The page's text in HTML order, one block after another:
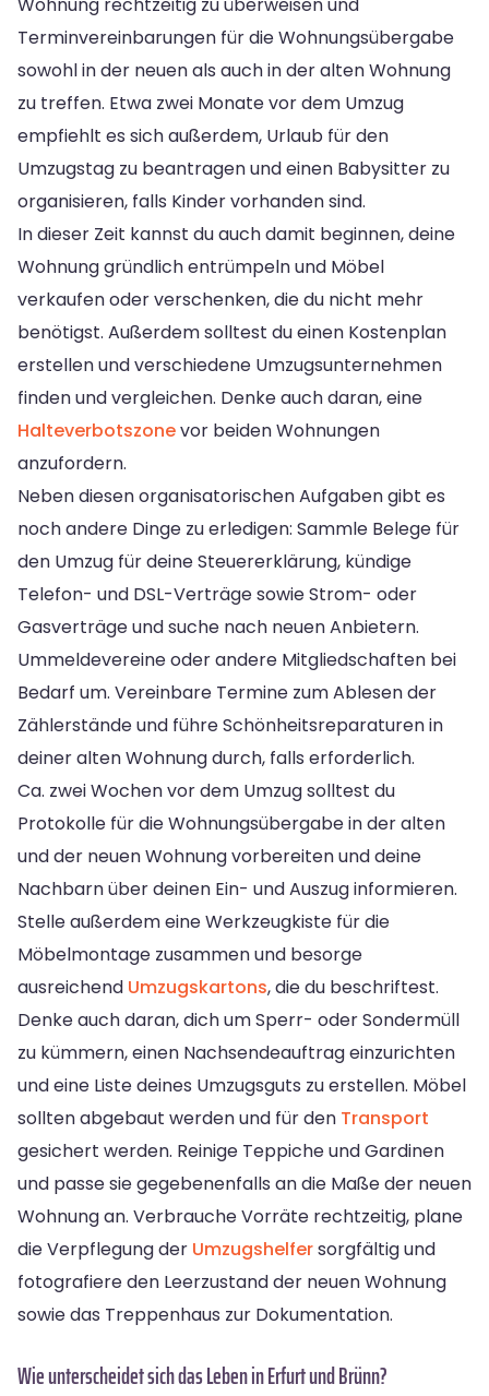
Terminvereinbarungen für die Wohnungsübergabe
sowohl in der neuen als auch in der alten Wohnung
zu treffen. Etwa zwei Monate vor dem Umzug
empfiehlt es sich außerdem, Urlaub für den
Umzugstag zu beantragen und einen Babysitter zu
organisieren, falls Kinder vorhanden sind.
In dieser Zeit kannst du auch damit beginnen, deine
Wohnung gründlich entrümpeln und Möbel
verkaufen oder verschenken, die du nicht mehr
benötigst. Außerdem solltest du einen Kostenplan
erstellen und verschiedene Umzugsunternehmen
finden und vergleichen. Denke auch daran, eine
Halteverbotszonevor beiden Wohnungen
anzufordern.
Neben diesen organisatorischen Aufgaben gibt es
noch andere Dinge zu erledigen: Sammle Belege für
den Umzug für deine Steuererklärung, kündige
Telefon- und DSL-Verträge sowie Strom- oder
Gasverträge und suche nach neuen Anbietern.
Ummeldevereine oder andere Mitgliedschaften bei
Bedarf um. Vereinbare Termine zum Ablesen der
Zählerstände und führe Schönheitsreparaturen in
deiner alten Wohnung durch, falls erforderlich.
Ca. zwei Wochen vor dem Umzug solltest du
Protokolle für die Wohnungsübergabe in der alten
und der neuen Wohnung vorbereiten und deine
Nachbarn über deinen Ein- und Auszug informieren.
Stelle außerdem eine Werkzeugkiste für die
Möbelmontage zusammen und besorge
ausreichend Umzugskartons, die du beschriftest.
Denke auch daran, dich um Sperr- oder Sondermüll
zu kümmern, einen Nachsendeauftrag einzurichten
und eine Liste deines Umzugsguts zu erstellen. Möbel
sollten abgebaut werden und für den Transport
gesichert werden. Reinige Teppiche und Gardinen
und passe sie gegebenenfalls an die Maße der neuen
Wohnung an. Verbrauche Vorräte rechtzeitig, plane
die Verpflegung der Umzugshelfersorgfältig und
fotografiere den Leerzustand der neuen Wohnung
sowie das Treppenhaus zur Dokumentation.
Wie unterscheidet sich das Leben in Erfurt und Brünn?